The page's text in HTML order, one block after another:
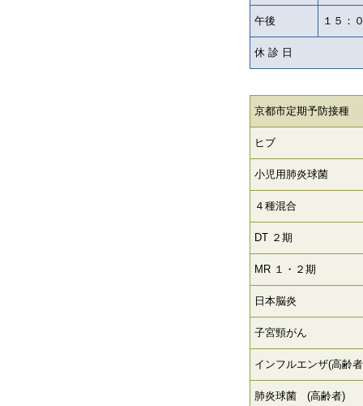
午後 １５：
休 診 日
京都市定期予防接種
ヒブ
小児用肺炎球菌
４種混合
DT ２期
MR １・２期
日本脳炎
子宮頸がん
インフルエンザ(高齢
肺炎球菌 (高齢者)